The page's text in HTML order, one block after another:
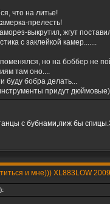
что на литье!
прелесть!
выкрутил, жгут
с заклейкой камер.......
но на боббер не
там оно....
буду бобра делать...
придут
с бубнами,лиж бы
и мне))) XL883LOW 2009